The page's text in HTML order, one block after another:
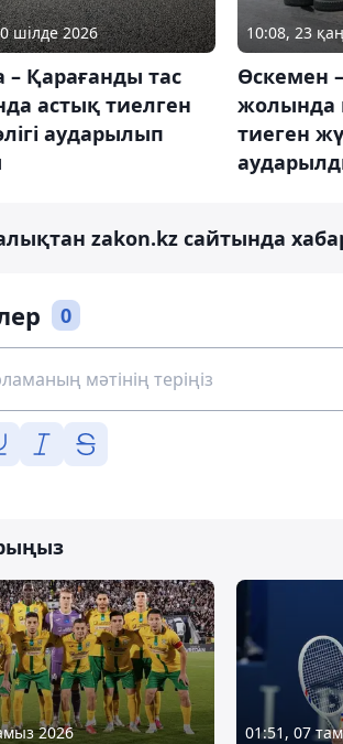
шілде 2026
– Қарағанды тас
астық тиелген
аударылып
10:08, 23
Өскемен
жолында
тиеген
zakon.kz сайтында
0
2026 01:51, 07